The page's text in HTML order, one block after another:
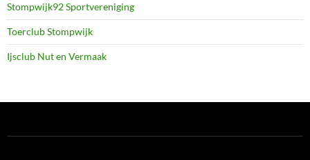
Stompwijk92 Sportvereniging
Toerclub Stompwijk
Ijsclub Nut en Vermaak